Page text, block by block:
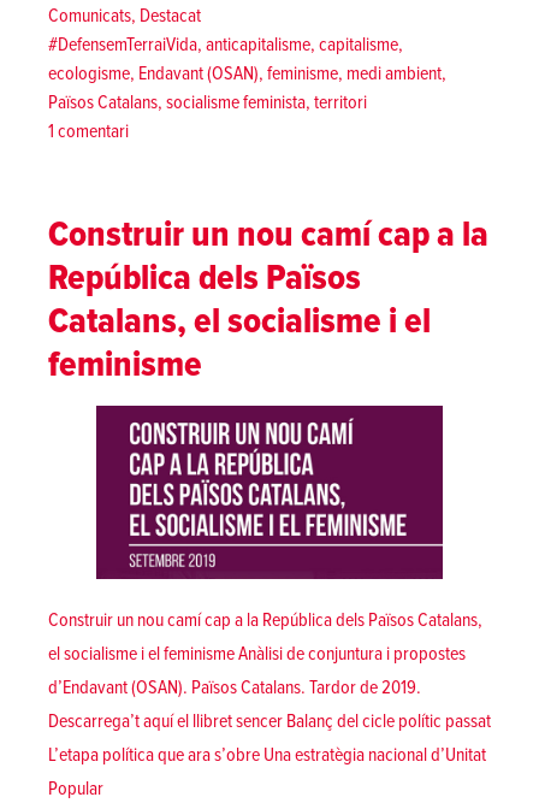
Posted in
Comunicats, Destacat
Tags:
#DefensemTerraiVida, anticapitalisme, capitalisme,
ecologisme, Endavant (OSAN), feminisme, medi ambient,
Països Catalans, socialisme feminista, territori
1 comentaria
the
planet!
la
terra,
la
vida!
Construir un nou camí cap a la
República dels Països
Catalans, el socialisme i el
feminisme
Construir un nou camí cap a la República dels Països Catalans,
el socialisme i el feminisme Anàlisi de conjuntura i propostes
d’Endavant (OSAN). Països Catalans. Tardor de 2019.
Descarrega’t aquí el llibret sencer Balanç del cicle polític passat
L’etapa política que ara s’obre Una estratègia nacional d’Unitat
Popular